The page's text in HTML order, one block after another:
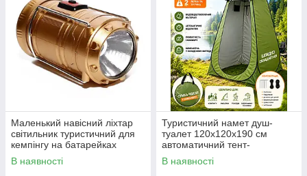
Маленький навісний ліхтар
світильник туристичний для
кемпінгу на батарейках
яскравий кормпактний YF-
5200
В наявності
Туристичний намет душ-
туалет 120х120х190 см
автоматичний тент-
роздевалка для літнього
кемпінгу походу риболовлі
В наявності